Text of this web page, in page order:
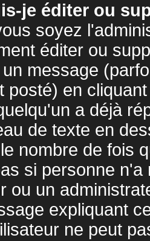
je éditer ou
soyez
éditer ou
message
posté) en
a déjà
de texte en
nombre de fois
si personne
ou un
expliquant
ne peut